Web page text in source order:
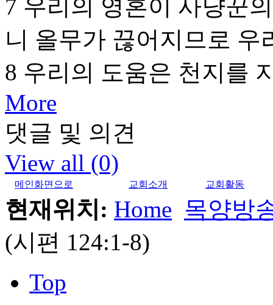
7 우리의 영혼이 사냥꾼
니 올무가 끊어지므로 우
8 우리의 도움은 천지를
More
댓글 및 의견
View all (0)
메인화면으로 교회소개 교회활동
현재위치: Home 목양방
(시편 124:1-8)
Top